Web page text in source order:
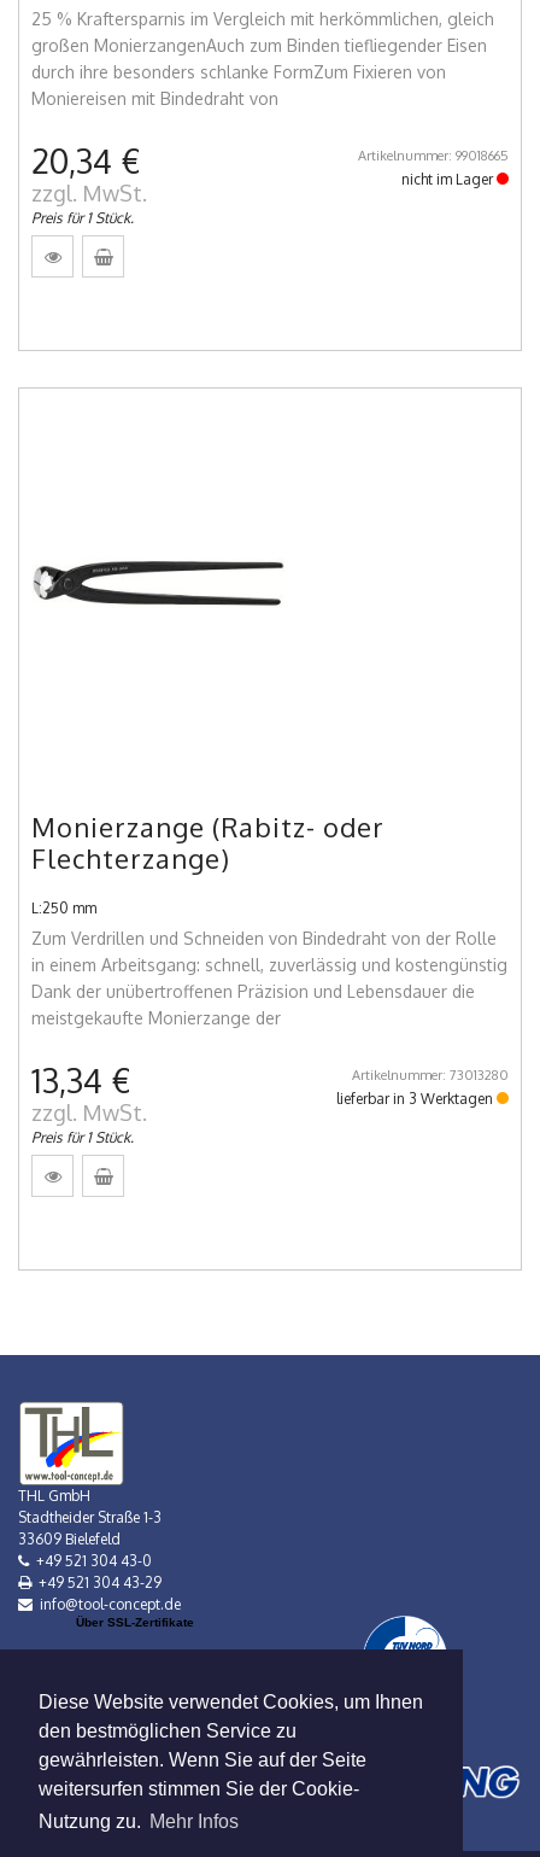
Diese Website verwendet Cookies, um Ihnen
den bestmöglichen Service zu
gewährleisten. Wenn Sie auf der Seite
weitersurfen stimmen Sie der Cookie-
Nutzung zu. Mehr Infos
25 % Kraftersparnis im Vergleich mit herkömmlichen, gleich
großen MonierzangenAuch zum Binden tiefliegender Eisen
durch ihre besonders schlanke FormZum Fixieren von
Moniereisen mit Bindedraht von
20,34 €
zzgl. MwSt.
Preis für 1 Stück.
Artikelnummer: 99018665
nicht im Lager
Monierzange (Rabitz- oder
Flechterzange)
L:250 mm
Zum Verdrillen und Schneiden von Bindedraht von der Rolle
in einem Arbeitsgang: schnell, zuverlässig und kostengünstig
Dank der unübertroffenen Präzision und Lebensdauer die
meistgekaufte Monierzange der
13,34 €
zzgl. MwSt.
Preis für 1 Stück.
Artikelnummer: 73013280
lieferbar in 3 Werktagen
THL GmbH
Stadtheider Straße 1-3
33609 Bielefeld
+49 521 304 43-0
+49 521 304 43-29
info@tool-concept.de
Über SSL-Zertifikate